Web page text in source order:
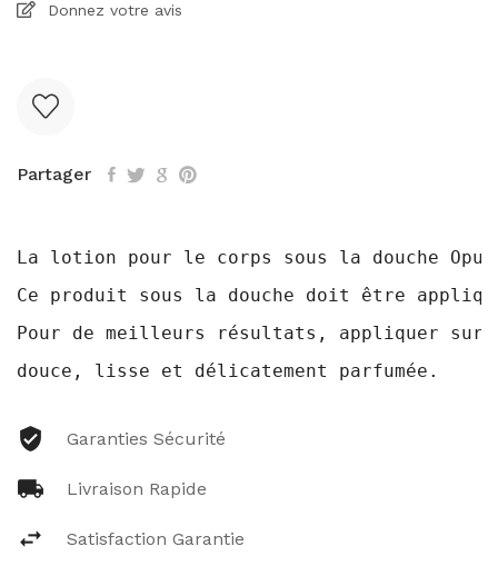
Donnez votre avis
Partager
La lotion pour le corps sous la douche
Ce produit sous la douche doit être
Pour de meilleurs résultats, appliquer sur
douce, lisse et délicatement parfumée.
Garanties Sécurité
Livraison Rapide
Satisfaction Garantie